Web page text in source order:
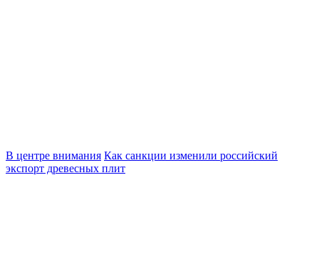
В центре внимания Как санкции изменили российский
экспорт древесных плит